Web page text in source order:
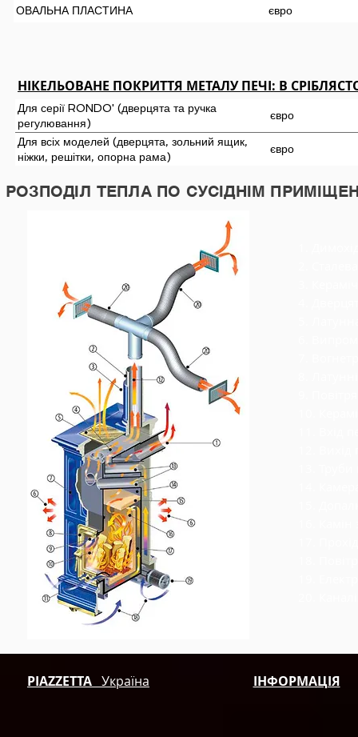
ОВАЛЬНА ПЛАСТИНА
євро
НІКЕЛЬОВАНЕ ПОКРИТТЯ МЕТАЛУ ПЕЧІ: В
Для серії RONDO' (дверцята та ручка
регулювання)
євро
Для всіх моделей (дверцята, зольний ящик,
ніжки, решітки, опорна рама)
євро
РОЗПОДІЛ ТЕПЛА ПО СУСІДНІМ
PIAZZETTA Україна ІНФОРМАЦІЯ